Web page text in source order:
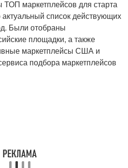
маркетплейсов для старта
список действующих
Были отобраны
площадки, а также
маркетплейсы США и
подбора маркетплейсов